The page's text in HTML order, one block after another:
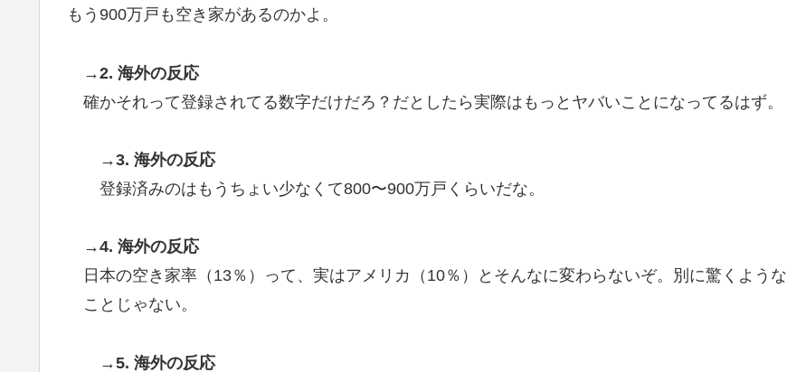
もう900万戸も空き家があるのかよ。
→2. 海外の反応
確かそれって登録されてる数字だけだろ？だとしたら実際はもっとヤバいことになってるはず。
→3. 海外の反応
登録済みのはもうちょい少なくて800〜900万戸くらいだな。
→4. 海外の反応
日本の空き家率（13％）って、実はアメリカ（10％）とそんなに変わらないぞ。別に驚くような
ことじゃない。
→5. 海外の反応